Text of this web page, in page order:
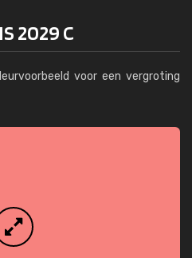
2029 C
voor een vergroting